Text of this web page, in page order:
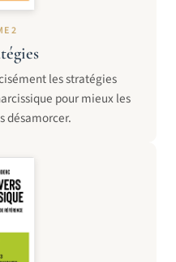
2
les stratégies
pour mieux les
désamorcer.